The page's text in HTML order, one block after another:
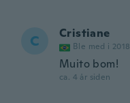
C Cristiane
Ble med i 2018
Muito bom!
ca. 4 år siden